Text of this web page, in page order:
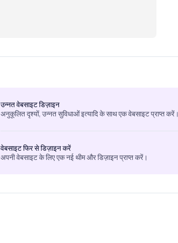
उन्नत वेबसाइट डिज़ाइन
अनुकूलित दृश्यों, उन्नत सुविधाओं इत्यादि के साथ एक वेबसाइट प्राप्त करें।
वेबसाइट फिर से डिज़ाइन करें
अपनी वेबसाइट के लिए एक नई थीम और डिज़ाइन प्राप्त करें।